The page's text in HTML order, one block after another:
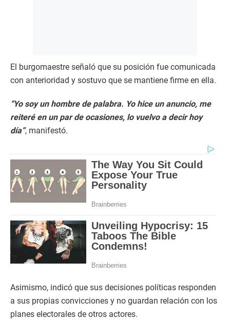
El burgomaestre señaló que su posición fue comunicada
con anterioridad y sostuvo que se mantiene firme en ella.
“Yo soy un hombre de palabra. Yo hice un anuncio, me
reiteré en un par de ocasiones, lo vuelvo a decir hoy
día”, manifestó.
Asimismo, indicó que sus decisiones políticas responden
a sus propias convicciones y no guardan relación con los
planes electorales de otros actores.